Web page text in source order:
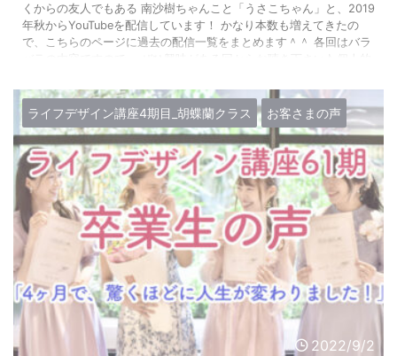
くからの友人でもある 南沙樹ちゃんこと「うさこちゃん」と、2019
年秋からYouTubeを配信しています！ かなり本数も増えてきたの
で、こちらのページに過去の配信一覧をまとめます＾＾ 各回はバラ
＾＾ ※奇数回は私のチャンネル、偶数回はうさこちゃんのチャ ...
ライフデザイン講座4期目_胡蝶蘭クラス お客さまの声
2022/9/2